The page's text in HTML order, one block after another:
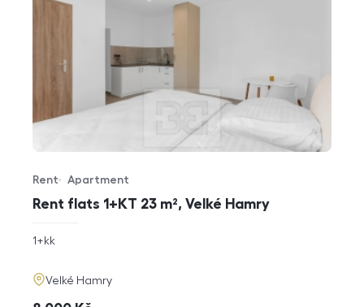
Rent flats 1+KT 23 m², Velké Hamry
Offer type
Rent
Property type
Apartment
rozměry
1+kk
adresa
Velké Hamry